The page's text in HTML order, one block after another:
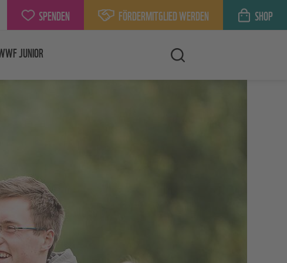
SPENDEN FÖRDERMITGLIED WERDEN SHOP
JUNIOR